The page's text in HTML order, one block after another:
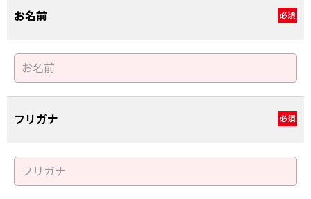
お名前 必須
フリガナ 必須